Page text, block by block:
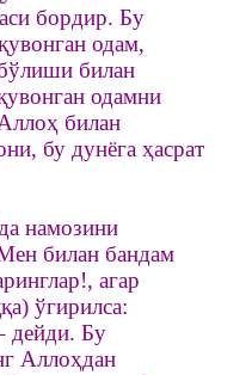
бордир. Бу
одам,
билан
одамни
билан
бу дунёга ҳасрат
намозини
билан бандам
агар
ўгирилса:
дейди. Бу
Аллоҳдан